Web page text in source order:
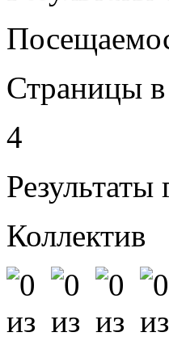
Страницы
4
Результаты
Коллектив